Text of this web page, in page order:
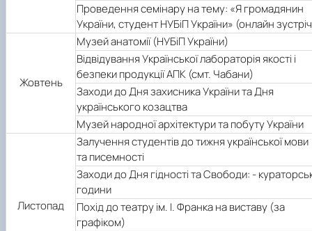
Проведення семінару на тему: «Я громадянин
України, студент НУБіП України» (онлайн
Жовтень
Музей анатомії (НУБіП України)
Відвідування Української лабораторія якості і
безпеки продукції АПК (смт. Чабани)
Заходи до Дня захисника України та Дня
українського козацтва
Музей народної архітектури та побуту України
Листопад
Залучення студентів до тижня української мови
та писемності
Заходи до Дня гідності та Свободи: -
години
Похід до театру ім. І. Франка на виставу (за
графіком)